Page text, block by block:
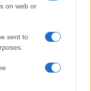
on web or
sent to
devi sapere